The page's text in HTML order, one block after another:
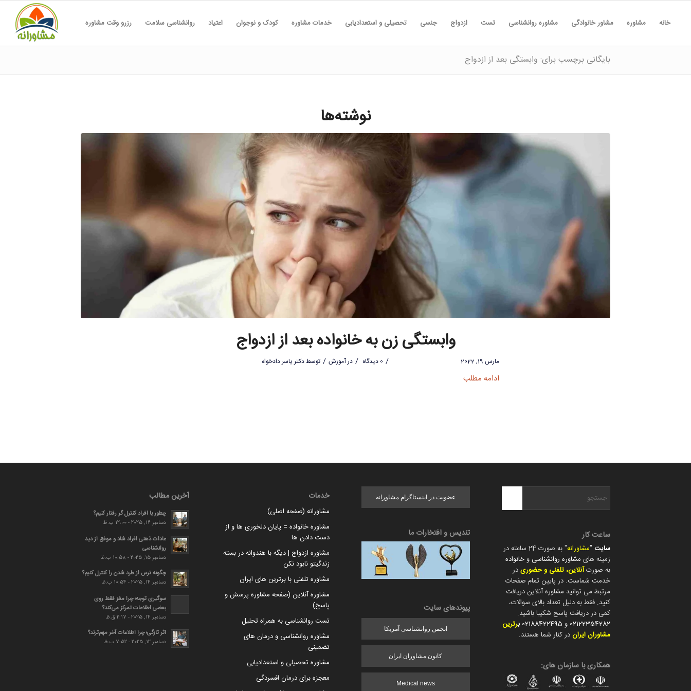
خانه مشاوره مشاور خانوادگی مشاوره روانشناسی تست ازدواج جنسی تحصیلی و استعدادیابی خدمات مشاوره کودک و نوجوان اعتیاد روانشناسی سلامت رزرو وقت مشاوره
بایگانی برچسب برای: وابستگی بعد از ازدواج
نوشته‌ها
وابستگی زن به خانواده بعد از ازدواج
مارس 19, 2022 / 0 دیدگاه / درآموزش / توسطدکتر یاسر دادخواه
ادامه مطلب
ساعت کار
سایت "مشاورانه
" به صورت 24 ساعته در
زمینه های مشاوره روانشناسی و خانواده
به صورتآنلاین، تلفنی و حضوریدر
خدمت شماست. در پایین تمام صفحات
مرتبط می توانید مشاوره آنلاین دریافت
کنید. فقط به دلیل تعداد بالای سوالات،
کمی در دریافت پاسخ شکیبا باشید.
02122354282 و 02188422495 برترین
مشاوران ایراندر کنار شما هستند.
همکاری با سازمان های:
عضویت در اینستاگرام مشاورانه
تندیس و افتخارات ما
پیوندهای سایت
انجمن روانشناسی آمریکا
کانون مشاوران ایران
Medical news
خدمات
مشاورانه (صفحه اصلی)
مشاوره خانواده = پایان دلخوری ها و از
دست دادن ها
مشاوره ازدواج | دیگه با هندوانه در بسته
زندگیتو نابود نکن
مشاوره تلفنی با برترین های ایران
مشاوره آنلاین (صفحه مشاوره پرسش و
پاسخ)
تست روانشناسی به همراه تحلیل
مشاوره روانشناسی و درمان های
تضمینی
مشاوره تحصیلی و استعدادیابی
معجزه برای درمان افسردگی
آخرین مطالب
چطور با افراد کنترل گر رفتار کنیم؟
دسامبر 16, 2025 - 12:00 ب.ظ
عادات ذهنی افراد شاد و موفق از دید
روانشناسی
دسامبر 15, 2025 - 10:58 ب.ظ
چگونه ترس از طرد شدن را کنترل کنیم؟
دسامبر 14, 2025 - 10:54 ب.ظ
سوگیری توجه؛ چرا مغز فقط روی
بعضی اطلاعات تمرکز می‌کند؟
دسامبر 14, 2025 - 2:17 ق.ظ
اثر تازگی؛ چرا اطلاعات آخر مهم‌ترند؟
دسامبر 12, 2025 - 7:52 ب.ظ